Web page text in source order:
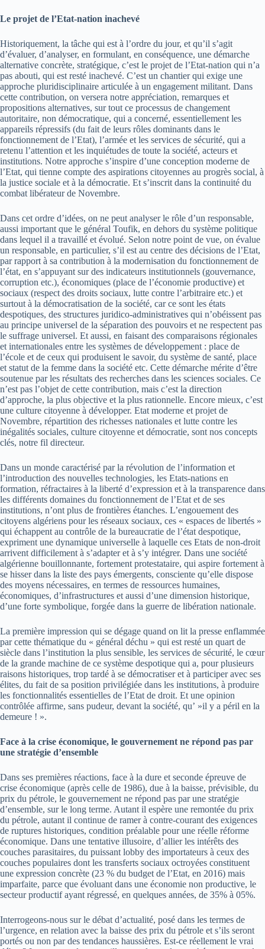
Le projet de l’Etat-nation inachevé
Historiquement, la tâche qui est à l’ordre du jour, et qu’il s’agit
d’évaluer, d’analyser, en formulant, en conséquence, une démarche
alternative concrète, stratégique, c’est le projet de l’Etat-nation qui n’a
pas abouti, qui est resté inachevé. C’est un chantier qui exige une
approche pluridisciplinaire articulée à un engagement militant. Dans
cette contribution, on versera notre appréciation, remarques et
propositions alternatives, sur tout ce processus de changement
autoritaire, non démocratique, qui a concerné, essentiellement les
appareils répressifs (du fait de leurs rôles dominants dans le
fonctionnement de l’Etat), l’armée et les services de sécurité, qui a
retenu l’attention et les inquiétudes de toute la société, acteurs et
institutions. Notre approche s’inspire d’une conception moderne de
l’Etat, qui tienne compte des aspirations citoyennes au progrès social, à
la justice sociale et à la démocratie. Et s’inscrit dans la continuité du
combat libérateur de Novembre.
Dans cet ordre d’idées, on ne peut analyser le rôle d’un responsable,
aussi important que le général Toufik, en dehors du système politique
dans lequel il a travaillé et évolué. Selon notre point de vue, on évalue
un responsable, en particulier, s’il est au centre des décisions de l’Etat,
par rapport à sa contribution à la modernisation du fonctionnement de
l’état, en s’appuyant sur des indicateurs institutionnels (gouvernance,
corruption etc.), économiques (place de l’économie productive) et
sociaux (respect des droits sociaux, lutte contre l’arbitraire etc.) et
surtout à la démocratisation de la société, car ce sont les états
despotiques, des structures juridico-administratives qui n’obéissent pas
au principe universel de la séparation des pouvoirs et ne respectent pas
le suffrage universel. Et aussi, en faisant des comparaisons régionales
et internationales entre les systèmes de développement : place de
l’école et de ceux qui produisent le savoir, du système de santé, place
et statut de la femme dans la société etc. Cette démarche mérite d’être
soutenue par les résultats des recherches dans les sciences sociales. Ce
n’est pas l’objet de cette contribution, mais c’est la direction
d’approche, la plus objective et la plus rationnelle. Encore mieux, c’est
une culture citoyenne à développer. Etat moderne et projet de
Novembre, répartition des richesses nationales et lutte contre les
inégalités sociales, culture citoyenne et démocratie, sont nos concepts
clés, notre fil directeur.
Dans un monde caractérisé par la révolution de l’information et
l’introduction des nouvelles technologies, les Etats-nations en
formation, réfractaires à la liberté d’expression et à la transparence dans
les différents domaines du fonctionnement de l’Etat et de ses
institutions, n’ont plus de frontières étanches. L’engouement des
citoyens algériens pour les réseaux sociaux, ces « espaces de libertés »
qui échappent au contrôle de la bureaucratie de l’état despotique,
expriment une dynamique universelle à laquelle ces Etats de non-droit
arrivent difficilement à s’adapter et à s’y intégrer. Dans une société
algérienne bouillonnante, fortement protestataire, qui aspire fortement à
se hisser dans la liste des pays émergents, consciente qu’elle dispose
des moyens nécessaires, en termes de ressources humaines,
économiques, d’infrastructures et aussi d’une dimension historique,
d’une forte symbolique, forgée dans la guerre de libération nationale.
La première impression qui se dégage quand on lit la presse enflammée
par cette thématique du « général déchu » qui est resté un quart de
siècle dans l’institution la plus sensible, les services de sécurité, le cœur
de la grande machine de ce système despotique qui a, pour plusieurs
raisons historiques, trop tardé à se démocratiser et à participer avec ses
élites, du fait de sa position privilégiée dans les institutions, à produire
les fonctionnalités essentielles de l’Etat de droit. Et une opinion
contrôlée affirme, sans pudeur, devant la société, qu’ »il y a péril en la
demeure ! ».
Face à la crise économique, le gouvernement ne répond pas par
une stratégie d’ensemble
Dans ses premières réactions, face à la dure et seconde épreuve de
crise économique (après celle de 1986), due à la baisse, prévisible, du
prix du pétrole, le gouvernement ne répond pas par une stratégie
d’ensemble, sur le long terme. Autant il espère une remontée du prix
du pétrole, autant il continue de ramer à contre-courant des exigences
de ruptures historiques, condition préalable pour une réelle réforme
économique. Dans une tentative illusoire, d’allier les intérêts des
couches parasitaires, du puissant lobby des importateurs à ceux des
couches populaires dont les transferts sociaux octroyées constituent
une expression concrète (23 % du budget de l’Etat, en 2016) mais
imparfaite, parce que évoluant dans une économie non productive, le
secteur productif ayant régressé, en quelques années, de 35% à 05%.
Interrogeons-nous sur le débat d’actualité, posé dans les termes de
l’urgence, en relation avec la baisse des prix du pétrole et s’ils seront
portés ou non par des tendances haussières. Est-ce réellement le vrai